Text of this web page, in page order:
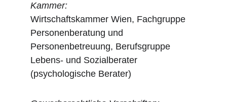
Kammer:
Wirtschaftskammer Wien, Fachgruppe
Personenberatung und
Personenbetreuung, Berufsgruppe
Lebens- und Sozialberater
(psychologische Berater)​